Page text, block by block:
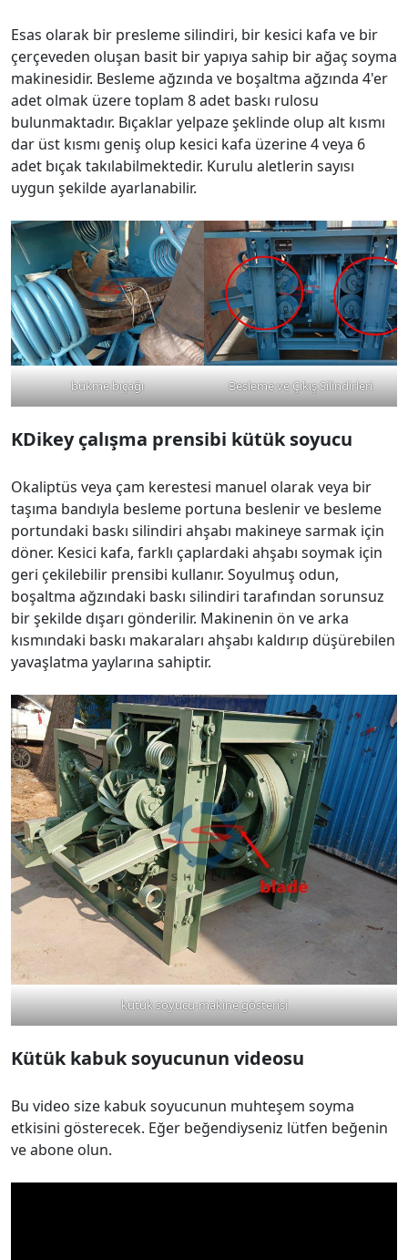
Esas olarak bir presleme silindiri, bir kesici kafa ve bir
çerçeveden oluşan basit bir yapıya sahip bir ağaç soyma
makinesidir. Besleme ağzında ve boşaltma ağzında 4'er
adet olmak üzere toplam 8 adet baskı rulosu
bulunmaktadır. Bıçaklar yelpaze şeklinde olup alt kısmı
dar üst kısmı geniş olup kesici kafa üzerine 4 veya 6
adet bıçak takılabilmektedir. Kurulu aletlerin sayısı
uygun şekilde ayarlanabilir.
bükme bıçağı Besleme ve Çıkış Silindirleri
KDikey çalışma prensibi kütük soyucu
Okaliptüs veya çam kerestesi manuel olarak veya bir
taşıma bandıyla besleme portuna beslenir ve besleme
portundaki baskı silindiri ahşabı makineye sarmak için
döner. Kesici kafa, farklı çaplardaki ahşabı soymak için
geri çekilebilir prensibi kullanır. Soyulmuş odun,
boşaltma ağzındaki baskı silindiri tarafından sorunsuz
bir şekilde dışarı gönderilir. Makinenin ön ve arka
kısmındaki baskı makaraları ahşabı kaldırıp düşürebilen
yavaşlatma yaylarına sahiptir.
kütük soyucu-makine gösterisi
Kütük kabuk soyucunun videosu
Bu video size kabuk soyucunun muhteşem soyma
etkisini gösterecek. Eğer beğendiyseniz lütfen beğenin
ve abone olun.